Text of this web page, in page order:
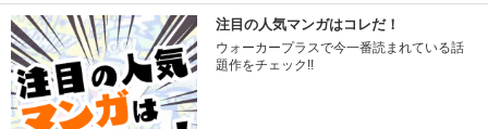
注目の人気マンガはコレだ！
ウォーカープラスで今一番読まれている話
題作をチェック!!